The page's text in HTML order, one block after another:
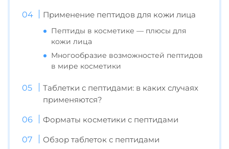
Применение пептидов для кожи лица
Пептиды в косметике — плюсы для
кожи лица
Многообразие возможностей пептидов
в мире косметики
Таблетки с пептидами: в каких случаях
применяются?
Форматы косметики с пептидами
Обзор таблеток с пептидами